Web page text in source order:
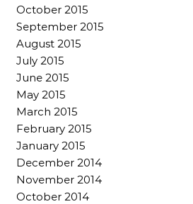
October 2015
September 2015
August 2015
July 2015
June 2015
May 2015
March 2015
February 2015
January 2015
December 2014
November 2014
October 2014